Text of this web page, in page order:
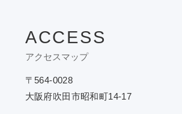
ACCESS
アクセスマップ
〒564-0028
大阪府吹田市昭和町14-17